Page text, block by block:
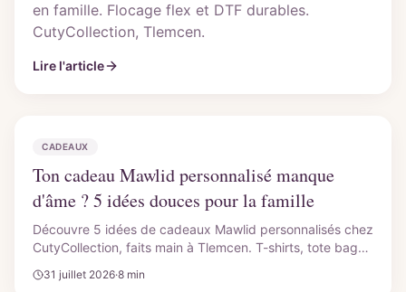
en famille. Flocage flex et DTF durables.
CutyCollection, Tlemcen.
Lire l'article
CADEAUX
Ton cadeau Mawlid personnalisé manque
d'âme ? 5 idées douces pour la famille
Découvre 5 idées de cadeaux Mawlid personnalisés chez
CutyCollection, faits main à Tlemcen. T-shirts, tote bags
original dès maintenant !
31 juillet 2026·8 min